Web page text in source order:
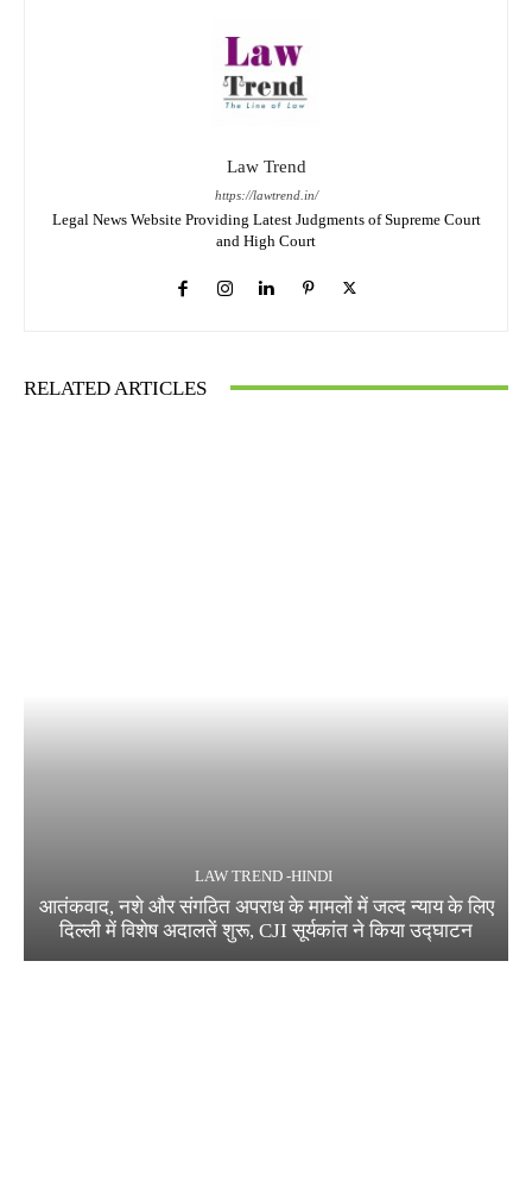
Law Trend
https://lawtrend.in/
Legal News Website Providing Latest Judgments of Supreme Court
and High Court
RELATED ARTICLES
LAW TREND -HINDI
आतंकवाद, नशे और संगठित अपराध के मामलों में जल्द न्याय के लिए
दिल्ली में विशेष अदालतें शुरू, CJI सूर्यकांत ने किया उद्घाटन